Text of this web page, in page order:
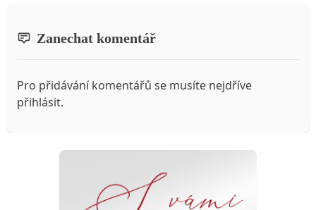
Zanechat komentář
Pro přidávání komentářů se musíte nejdříve
přihlásit.